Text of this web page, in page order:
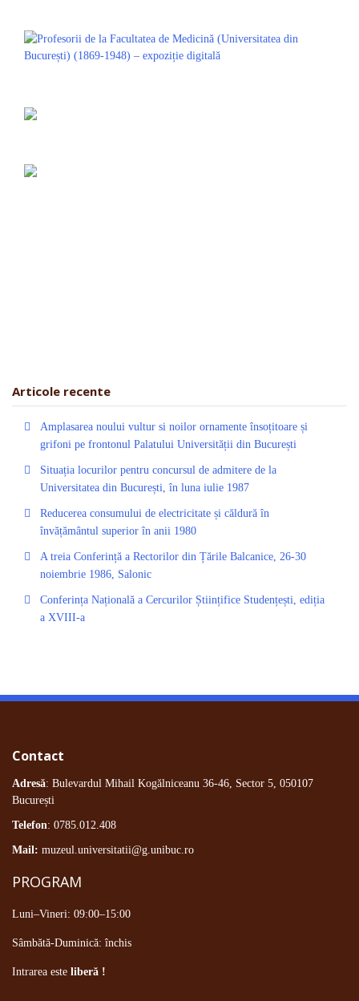
Articole recente
Amplasarea noului vultur si noilor ornamente însoțitoare și
grifoni pe frontonul Palatului Universității din București
Situația locurilor pentru concursul de admitere de la
Universitatea din București, în luna iulie 1987
Reducerea consumului de electricitate și căldură în
învățământul superior în anii 1980
A treia Conferință a Rectorilor din Țările Balcanice, 26-30
noiembrie 1986, Salonic
Conferința Națională a Cercurilor Științifice Studențești, ediția
a XVIII-a
Contact
Adresă: Bulevardul Mihail Kogălniceanu 36-46, Sector 5, 050107
București
Telefon: 0785.012.408
Mail: muzeul.universitatii@g.unibuc.ro
PROGRAM
Luni–Vineri: 09:00–15:00
Sâmbătă-Duminică: închis
Intrarea este liberă !